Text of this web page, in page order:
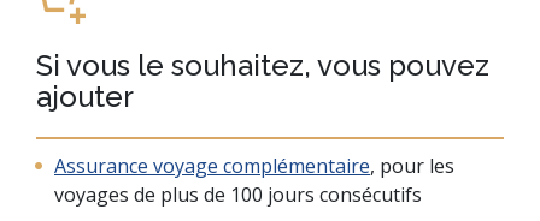
Si vous le souhaitez, vous pouvez
ajouter
Assurance voyage complémentaire, pour les
voyages de plus de 100 jours consécutifs